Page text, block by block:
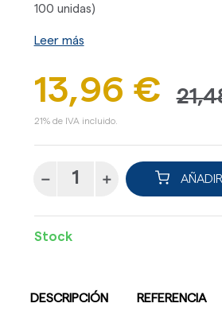
100 unidas)
Leer más
13,96 €
21% de IVA incluido.
Stock
DESCRIPCIÓN REFERENCIA